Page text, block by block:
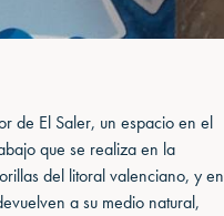
de El Saler, un espacio en el
que se realiza en la
del litoral valenciano, y en
a su medio natural,